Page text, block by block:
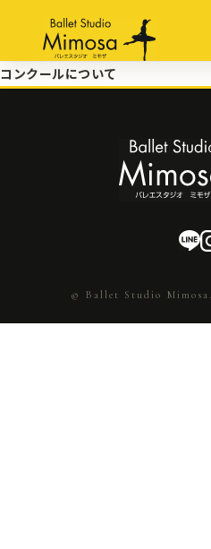
コンクールについて
© Ballet Studio